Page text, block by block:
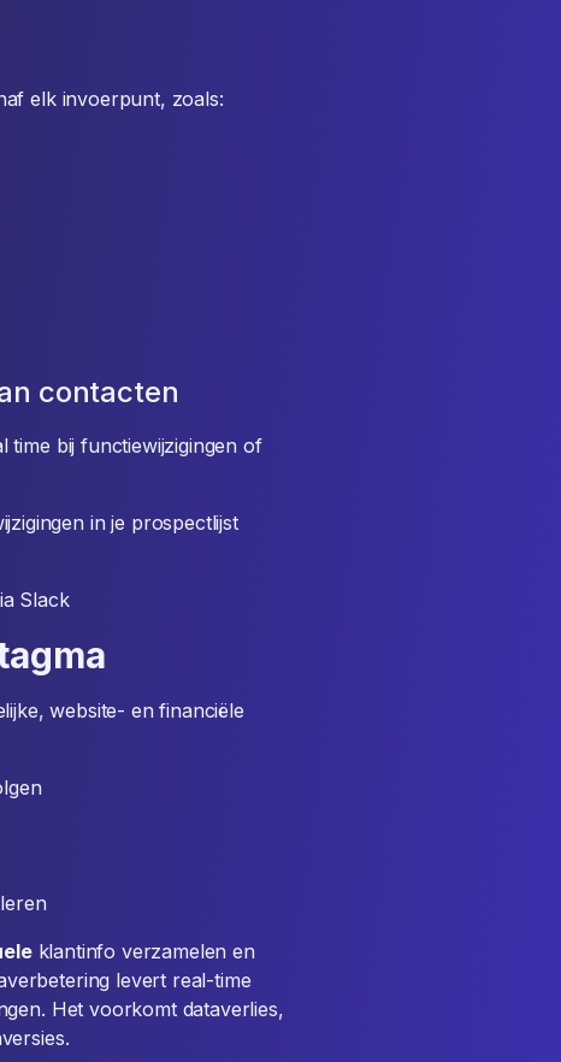
elk invoerpunt, zoals:
contacten
time bij functiewijzigingen of
in je prospectlijst
Slack
website- en financiële
klantinfo verzamelen en
levert real-time
Het voorkomt dataverlies,